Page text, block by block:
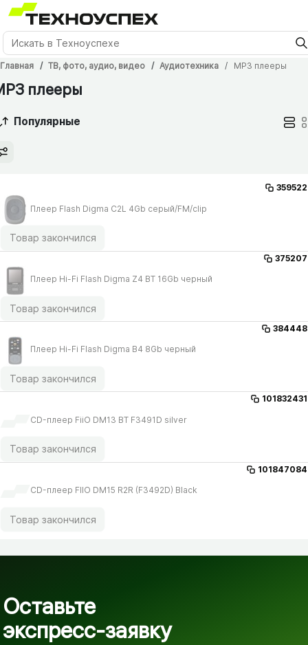
Главная ТВ, фото, аудио, видео Аудиотехника MP3 плееры
плееры
Популярные
359522
Плеер Flash Digma C2L 4Gb серый/​FM/​clip
Товар закончился
375207
Плеер Hi-Fi Flash Digma Z4 BT 16Gb черный
Товар закончился
384448
Плеер Hi-Fi Flash Digma B4 8Gb черный
Товар закончился
101832431
CD-плеер FiiO DM13 BT F3491D silver
Товар закончился
101847084
CD-плеер FIIO DM15 R2R (F3492D) Black
Товар закончился
Оставьте
экспресс-заявку